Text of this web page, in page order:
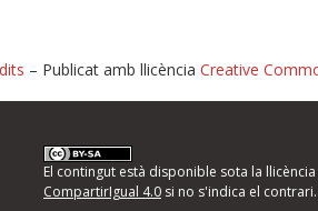
d'errors
següents i descriviu quina és la millora que
– Publicat amb llicència Creative
El contingut està disponible sota la llicència
CompartirIgual 4.0si no s'indica el contrari.